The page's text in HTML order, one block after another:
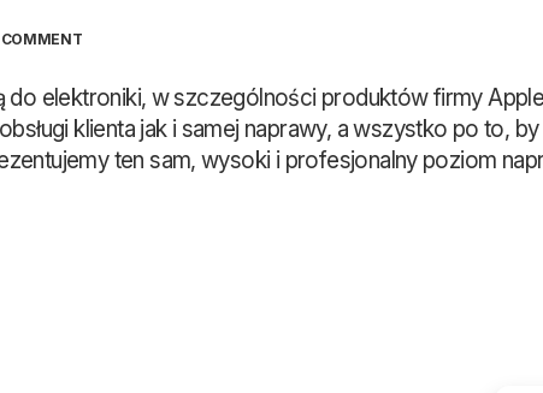
COMMENT
do elektroniki, w szczególności produktów firmy
klienta jak i samej naprawy, a wszystko po to,
ten sam, wysoki i profesjonalny poziom